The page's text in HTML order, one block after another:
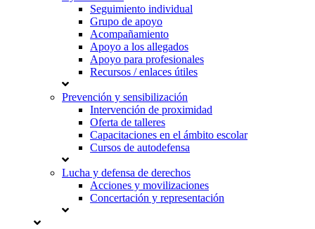
Seguimiento individual
Grupo de apoyo
Acompañamiento
Apoyo a los allegados
Apoyo para profesionales
Recursos / enlaces útiles
Prevención y sensibilización
Intervención de proximidad
Oferta de talleres
Capacitaciones en el ámbito escolar
Cursos de autodefensa
Lucha y defensa de derechos
Acciones y movilizaciones
Concertación y representación